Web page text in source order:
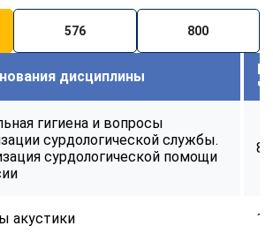
576 800
дисциплины
гигиена и вопросы
сурдологической службы.
сурдологической помощи
8
акустики 16